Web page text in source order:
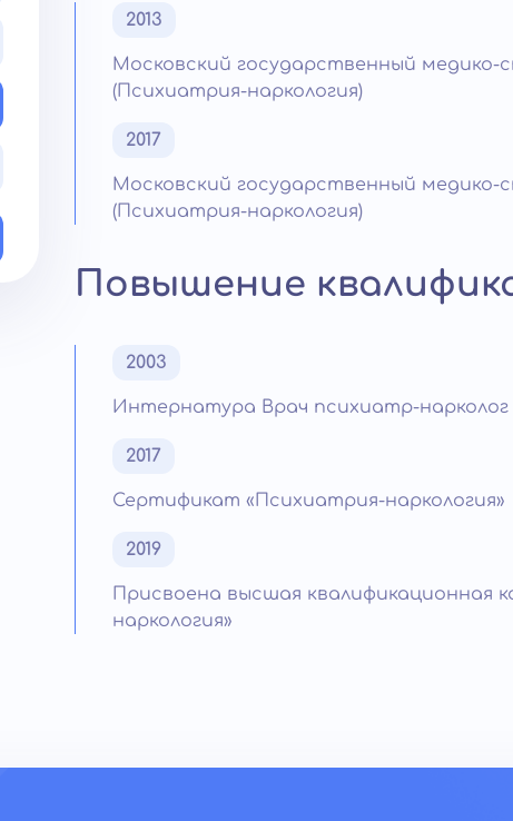
2013
Московский государственный
(Психиатрия-наркология)
2017
Московский государственный
(Психиатрия-наркология)
Повышение
2003
Интернатура Врач психиатр-нарколог
2017
Сертификат «Психиатрия-наркология»
2019
Присвоена высшая квалификационная
наркология»